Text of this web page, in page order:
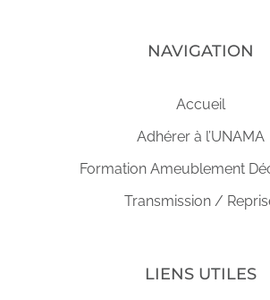
NAVIGATION
Accueil
Adhérer à l’UNAMA
Formation Ameublement
Transmission /
LIENS UTILES